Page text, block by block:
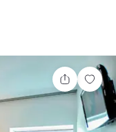
Partager